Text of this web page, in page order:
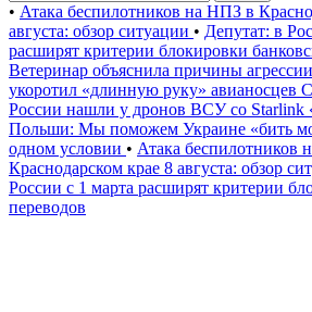
• Атака беспилотников на НПЗ в
августа: обзор ситуации • Депутат: в
расширят критерии блокировки
Ветеринар объяснила причины
укоротил «длинную руку»
России нашли у дронов ВСУ со Starlink
Польши: Мы поможем Украине «бить
одном условии • Атака беспилотников
Краснодарском крае 8 августа: обзор
России с 1 марта расширят критерии
переводов